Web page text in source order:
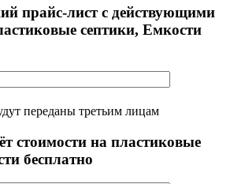
прайс-лист с действующими
септики, Емкости
переданы третьим лицам
стоимости на пластиковые
бесплатно